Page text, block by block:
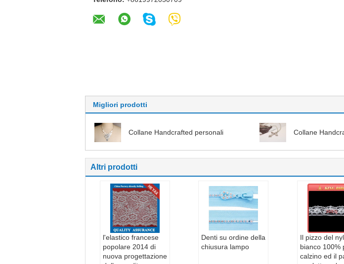
Migliori prodotti
Collane Handcrafted personali Collane
Altri prodotti
l'elastico francese
popolare 2014 di
nuova progettazione
Denti su ordine della
chiusura lampo
Il pizzo del
bianco 100%
calzino ed il